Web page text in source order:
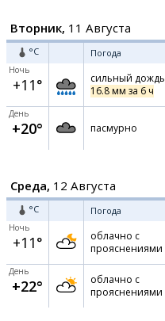
Вторник, 11 Августа
°C Погода
Ночь
+11°
сильный дождь
16.8 мм за 6 ч
День
+20° пасмурно
Среда, 12 Августа
°C Погода
Ночь
+11°
облачно с
прояснениями
День
+22°
облачно с
прояснениями